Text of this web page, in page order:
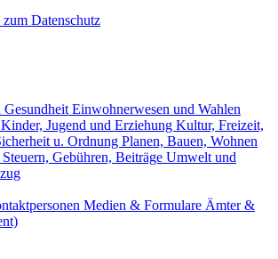
Datenschutz
Gesundheit Einwohnerwesen und Wahlen
Kinder, Jugend und Erziehung Kultur, Freizeit,
u. Ordnung Planen, Bauen, Wohnen
Steuern, Gebühren, Beiträge Umwelt und
Medien & Formulare Ämter &